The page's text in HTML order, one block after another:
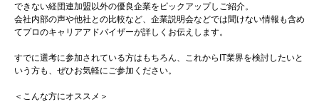
できない経団連加盟以外の優良企業をピックアップしご紹介。
会社内部の声や他社との比較など、企業説明会などでは聞けない情報も含め
てプロのキャリアアドバイザーが詳しくお伝えします。
すでに選考に参加されている方はもちろん、これからIT業界を検討したいと
いう方も、ぜひお気軽にご参加ください。
＜こんな方にオススメ＞